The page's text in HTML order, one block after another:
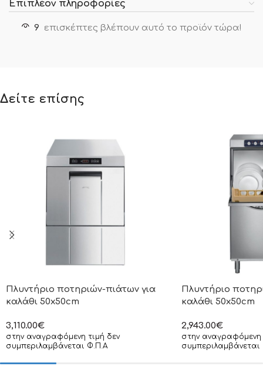
Επιπλέον πληροφορίες
9 επισκέπτες βλέπουν αυτό το προϊόν τώρα!
Δείτε επίσης
Πλυντήριο ποτηριών-πιάτων για
καλάθι 50x50cm
3,110.00€
στην αναγραφόμενη τιμή δεν
συμπεριλαμβάνεται Φ.Π.Α
Πλυντήριο
καλάθι 50x50cm
2,943.00€
στην αναγραφόμενη